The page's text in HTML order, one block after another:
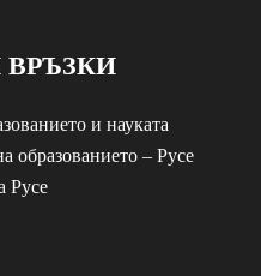
и науката
образованието – Русе
Русе